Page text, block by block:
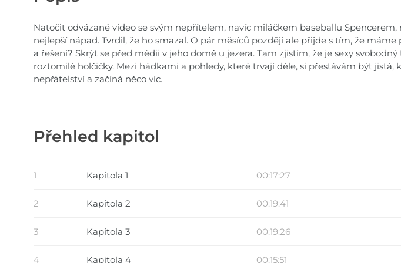
Natočit odvázané video se svým nepřítelem, navíc miláčkem baseballu Spencerem,
nejlepší nápad. Tvrdil, že ho smazal. O pár měsíců později ale přijde s tím, že máme
a řešení? Skrýt se před médii v jeho domě u jezera. Tam zjistím, že je sexy svobodný
roztomilé holčičky. Mezi hádkami a pohledy, které trvají déle, si přestávám být jistá,
nepřátelství a začíná něco víc.
Přehled kapitol
1 Kapitola 1 00:17:27
2 Kapitola 2 00:19:41
3 Kapitola 3 00:19:26
4 Kapitola 4 00:15:51